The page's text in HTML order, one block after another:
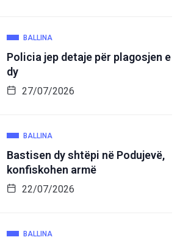
BALLINA
Policia jep detaje për plagosjen e
dy
27/07/2026
BALLINA
Bastisen dy shtëpi në Podujevë,
konfiskohen armë
22/07/2026
BALLINA